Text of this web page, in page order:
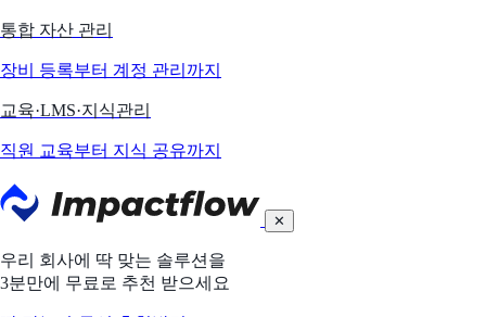
통합 자산 관리
장비 등록부터 계정 관리까지
교육·LMS·지식관리
직원 교육부터 지식 공유까지
✕
우리 회사에 딱 맞는 솔루션을
3분만에 무료로 추천 받으세요